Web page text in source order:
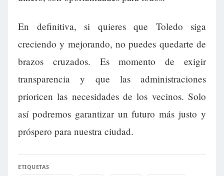
En definitiva, si quieres que Toledo siga
creciendo y mejorando, no puedes quedarte de
brazos cruzados. Es momento de exigir
transparencia y que las administraciones
prioricen las necesidades de los vecinos. Solo
así podremos garantizar un futuro más justo y
próspero para nuestra ciudad.
ETIQUETAS